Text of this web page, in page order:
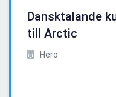
Dansktalande
till Arctic
Hero